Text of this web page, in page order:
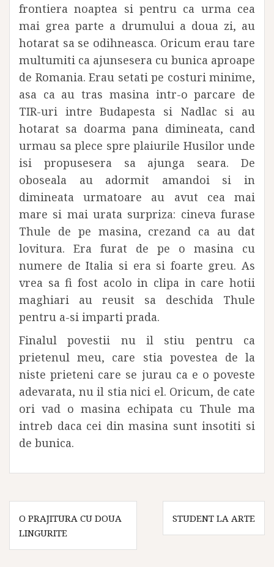
frontiera noaptea si pentru ca urma cea
mai grea parte a drumului a doua zi, au
hotarat sa se odihneasca. Oricum erau tare
multumiti ca ajunsesera cu bunica aproape
de Romania. Erau setati pe costuri minime,
asa ca au tras masina intr-o parcare de
TIR-uri intre Budapesta si Nadlac si au
hotarat sa doarma pana dimineata, cand
urmau sa plece spre plaiurile Husilor unde
isi propusesera sa ajunga seara. De
oboseala au adormit amandoi si in
dimineata urmatoare au avut cea mai
mare si mai urata surpriza: cineva furase
Thule de pe masina, crezand ca au dat
lovitura. Era furat de pe o masina cu
numere de Italia si era si foarte greu. As
vrea sa fi fost acolo in clipa in care hotii
maghiari au reusit sa deschida Thule
pentru a-si imparti prada.
Finalul povestii nu il stiu pentru ca
prietenul meu, care stia povestea de la
niste prieteni care se jurau ca e o poveste
adevarata, nu il stia nici el. Oricum, de cate
ori vad o masina echipata cu Thule ma
intreb daca cei din masina sunt insotiti si
de bunica.
Navigare
în
articole
O PRAJITURA CU DOUA
LINGURITE
STUDENT LA ARTE